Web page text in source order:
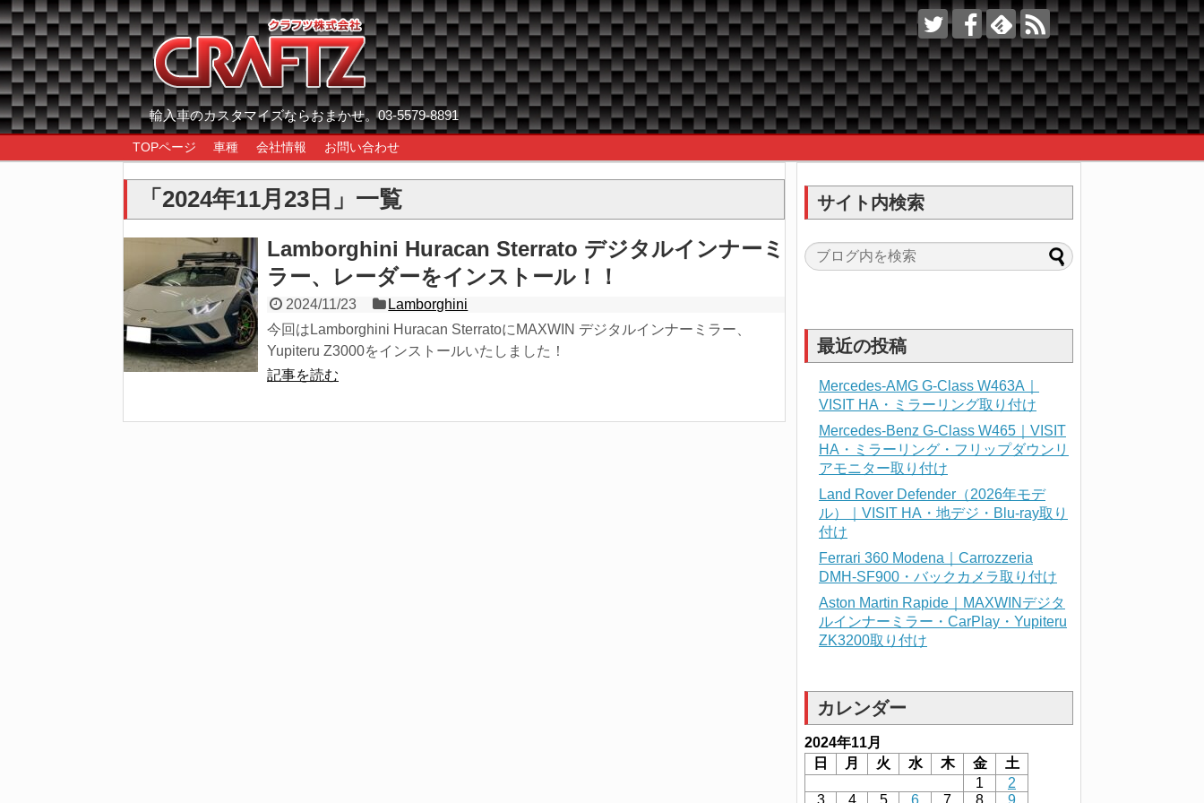
輸入車のカスタマイズならおまかせ。03-5579-8891
TOPページ 車種 会社情報 お問い合わせ
「 2024年11月23日 」 一覧
Lamborghini Huracan Sterrato デジタルインナーミ
ラー、レーダーをインストール！！
2024/11/23
Lamborghini
今回はLamborghini Huracan SterratoにMAXWIN デジタルインナーミラー、
Yupiteru Z3000をインストールいたしました！
記事を読む
サイト内検索
最近の投稿
Mercedes-AMG G-Class W463A｜
VISIT HA・ミラーリング取り付け
Mercedes-Benz G-Class W465｜VISIT
HA・ミラーリング・フリップダウンリ
アモニター取り付け
Land Rover Defender（2026年モデ
ル）｜VISIT HA・地デジ・Blu-ray取り
付け
Ferrari 360 Modena｜Carrozzeria
DMH-SF900・バックカメラ取り付け
Aston Martin Rapide｜MAXWINデジタ
ルインナーミラー・CarPlay・Yupiteru
ZK3200取り付け
カレンダー
2024年11月
日
月 火 水 木 金
土
1
2